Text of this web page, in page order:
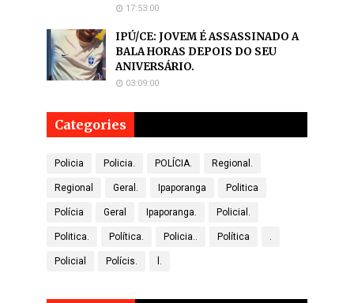
17:53:00
IPÚ/CE: JOVEM É ASSASSINADO A
BALA HORAS DEPOIS DO SEU
ANIVERSÁRIO.
03:09:00
Categories
Policia Policia. POLÍCIA. Regional.
Regional Geral. Ipaporanga Politica
Polícia Geral Ipaporanga. Policial.
Politica. Política. Policia.. Política .
Policial Polícis. l.